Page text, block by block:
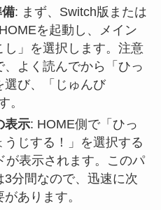
: まず、Switch版または
を起動し、メイン
し」を選択します。注意
よく読んでから「ひっ
選び、「じゅんび
。
表示: HOME側で「ひっ
じする！」を選択する
が表示されます。このパ
3分間なので、迅速に次
あります。